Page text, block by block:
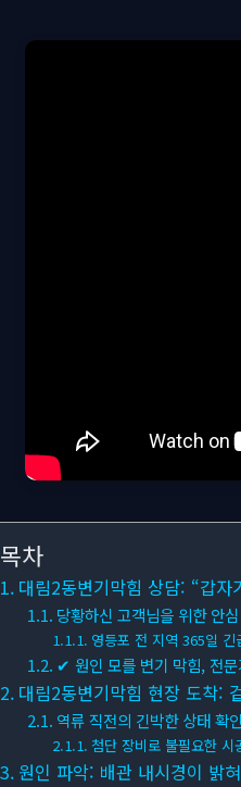
목차
대림2동변기막힘 상담: “갑
당황하신 고객님을 위한 안
영등포 전 지역 365일 긴
✔ 원인 모를 변기 막힘, 전문
대림2동변기막힘 현장 도착:
역류 직전의 긴박한 상태 확인
첨단 장비로 불필요한 시
원인 파악: 배관 내시경이 밝